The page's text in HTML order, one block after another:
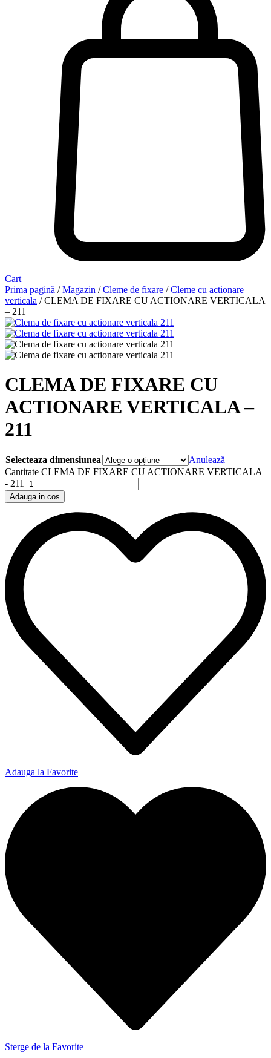
Cart
Prima pagină /Magazin /Cleme de fixare /Cleme cu actionare
verticala / CLEMA DE FIXARE CU ACTIONARE VERTICALA
– 211
CLEMA DE FIXARE CU
ACTIONARE VERTICALA –
211
Selecteaza dimensiunea
Anulează
Cantitate CLEMA DE FIXARE CU ACTIONARE VERTICALA
- 211
Adauga in cos
Adauga la Favorite
Sterge de la Favorite